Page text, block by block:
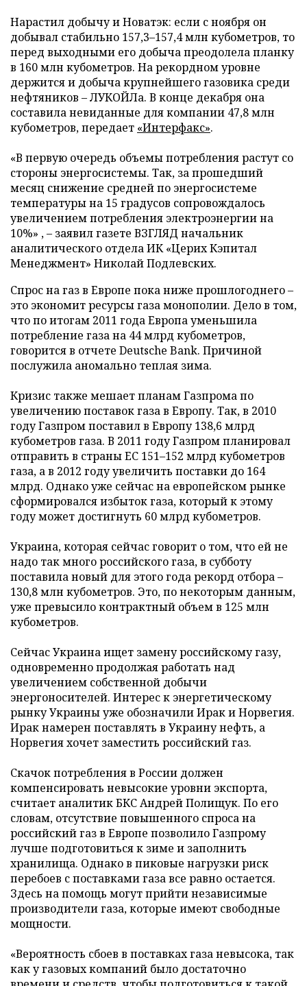
Нарастил добычу и Новатэк: если с ноября он
добывал стабильно 157,3–157,4 млн кубометров, то
перед выходными его добыча преодолела планку
в 160 млн кубометров. На рекордном уровне
держится и добыча крупнейшего газовика среди
нефтяников – ЛУКОЙЛа. В конце декабря она
составила невиданные для компании 47,8 млн
кубометров, передает «Интерфакс».
«В первую очередь объемы потребления растут со
стороны энергосистемы. Так, за прошедший
месяц снижение средней по энергосистеме
температуры на 15 градусов сопровождалось
увеличением потребления электроэнергии на
10%» , – заявил газете ВЗГЛЯД начальник
аналитического отдела ИК «Церих Кэпитал
Менеджмент» Николай Подлевских.
Спрос на газ в Европе пока ниже прошлогоднего –
это экономит ресурсы газа монополии. Дело в том,
что по итогам 2011 года Европа уменьшила
потребление газа на 44 млрд кубометров,
говорится в отчете Deutsche Bank. Причиной
послужила аномально теплая зима.
Кризис также мешает планам Газпрома по
увеличению поставок газа в Европу. Так, в 2010
году Газпром поставил в Европу 138,6 млрд
кубометров газа. В 2011 году Газпром планировал
отправить в страны ЕС 151–152 млрд кубометров
газа, а в 2012 году увеличить поставки до 164
млрд. Однако уже сейчас на европейском рынке
сформировался избыток газа, который к этому
году может достигнуть 60 млрд кубометров.
Украина, которая сейчас говорит о том, что ей не
надо так много российского газа, в субботу
поставила новый для этого года рекорд отбора –
130,8 млн кубометров. Это, по некоторым данным,
уже превысило контрактный объем в 125 млн
кубометров.
Сейчас Украина ищет замену российскому газу,
одновременно продолжая работать над
увеличением собственной добычи
энергоносителей. Интерес к энергетическому
рынку Украины уже обозначили Ирак и Норвегия.
Ирак намерен поставлять в Украину нефть, а
Норвегия хочет заместить российский газ.
Скачок потребления в России должен
компенсировать невысокие уровни экспорта,
считает аналитик БКС Андрей Полищук. По его
словам, отсутствие повышенного спроса на
российский газ в Европе позволило Газпрому
лучше подготовиться к зиме и заполнить
хранилища. Однако в пиковые нагрузки риск
перебоев с поставками газа все равно остается.
Здесь на помощь могут прийти независимые
производители газа, которые имеют свободные
мощности.
«Вероятность сбоев в поставках газа невысока, так
как у газовых компаний было достаточно